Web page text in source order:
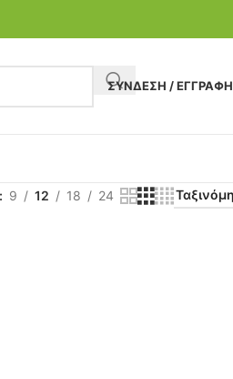
ΣΎΝΔΕΣΗ / ΕΓΓΡΑΦΉ
9 12 18 24